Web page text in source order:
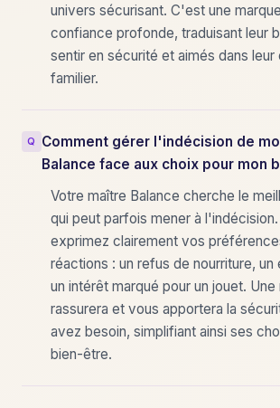
univers sécurisant. C'est une
confiance profonde, traduisant leur
sentir en sécurité et aimés dans leur
familier.
Comment gérer l'indécision de
Balance face aux choix pour mon
Votre maître Balance cherche le
qui peut parfois mener à
exprimez clairement vos
réactions : un refus de nourriture, un
un intérêt marqué pour un jouet.
rassurera et vous apportera la
avez besoin, simplifiant ainsi ses
bien-être.